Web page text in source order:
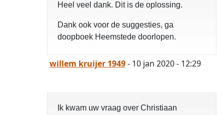
Heel veel dank. Dit is de oplossing.
Dank ook voor de suggesties, ga
doopboek Heemstede doorlopen.
willem kruijer 1949- 10 jan 2020 - 12:29
Ik kwam uw vraag over Christiaan